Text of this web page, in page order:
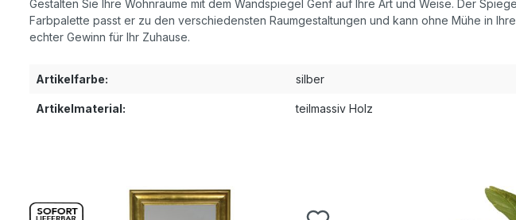
Gestalten Sie Ihre Wohnräume mit dem Wandspiegel Genf auf Ihre Art und Weise. Der
Farbpalette passt er zu den verschiedensten Raumgestaltungen und kann ohne Mühe in
echter Gewinn für Ihr Zuhause.
Artikelfarbe: silber
Artikelmaterial: teilmassiv Holz